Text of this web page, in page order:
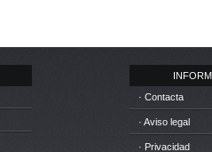
· Contacta
· Aviso legal
· Privacidad